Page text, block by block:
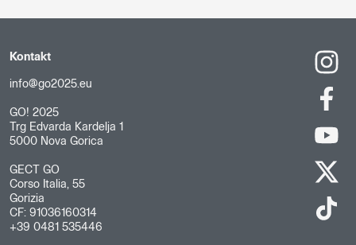
Kontakt
info@go2025.eu
GO! 2025
Trg Edvarda Kardelja 1
5000 Nova Gorica
GECT GO
Corso Italia, 55
Gorizia
CF: 91036160314
+39 0481 535446